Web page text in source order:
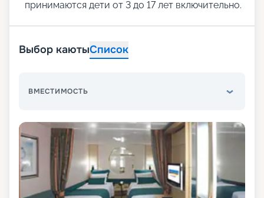
принимаются дети от 3 до 17 лет включительно.
Выбор каютыСписок
ВМЕСТИМОСТЬ